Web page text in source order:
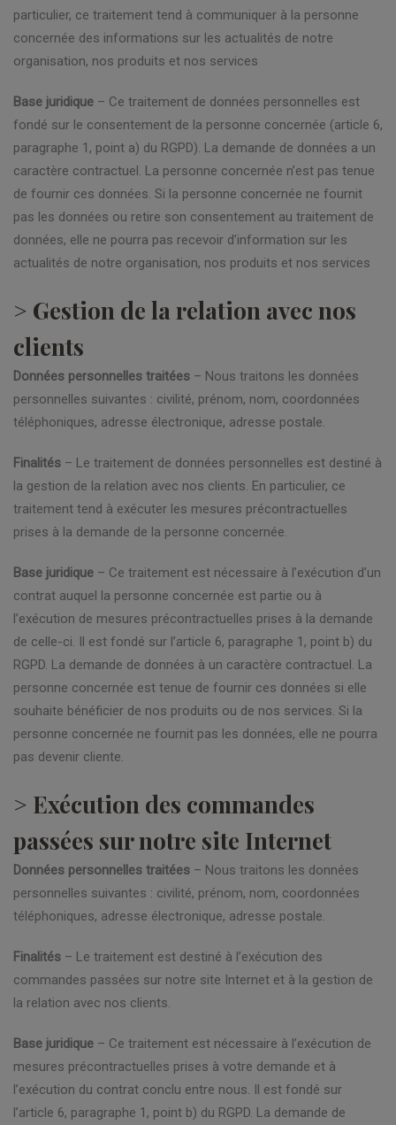
particulier, ce traitement tend à communiquer à la personne
concernée des informations sur les actualités de notre
organisation, nos produits et nos services
Base juridique – Ce traitement de données personnelles est
fondé sur le consentement de la personne concernée (article 6,
paragraphe 1, point a) du RGPD). La demande de données a un
caractère contractuel. La personne concernée n’est pas tenue
de fournir ces données. Si la personne concernée ne fournit
pas les données ou retire son consentement au traitement de
données, elle ne pourra pas recevoir d’information sur les
actualités de notre organisation, nos produits et nos services
> Gestion de la relation avec nos
clients
Données personnelles traitées – Nous traitons les données
personnelles suivantes : civilité, prénom, nom, coordonnées
téléphoniques, adresse électronique, adresse postale.
Finalités – Le traitement de données personnelles est destiné à
la gestion de la relation avec nos clients. En particulier, ce
traitement tend à exécuter les mesures précontractuelles
prises à la demande de la personne concernée.
Base juridique – Ce traitement est nécessaire à l’exécution d’un
contrat auquel la personne concernée est partie ou à
l’exécution de mesures précontractuelles prises à la demande
de celle-ci. Il est fondé sur l’article 6, paragraphe 1, point b) du
RGPD. La demande de données à un caractère contractuel. La
personne concernée est tenue de fournir ces données si elle
souhaite bénéficier de nos produits ou de nos services. Si la
personne concernée ne fournit pas les données, elle ne pourra
pas devenir cliente.
> Exécution des commandes
passées sur notre site Internet
Données personnelles traitées – Nous traitons les données
personnelles suivantes : civilité, prénom, nom, coordonnées
téléphoniques, adresse électronique, adresse postale.
Finalités – Le traitement est destiné à l’exécution des
commandes passées sur notre site Internet et à la gestion de
la relation avec nos clients.
Base juridique – Ce traitement est nécessaire à l’exécution de
mesures précontractuelles prises à votre demande et à
l’exécution du contrat conclu entre nous. Il est fondé sur
l’article 6, paragraphe 1, point b) du RGPD. La demande de